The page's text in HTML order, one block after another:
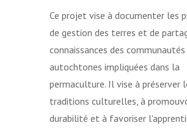
Ce projet vise à documenter les
de gestion des terres et de
connaissances des communautés
autochtones impliquées dans la
permaculture. Il vise à préserver
traditions culturelles, à
durabilité et à favoriser